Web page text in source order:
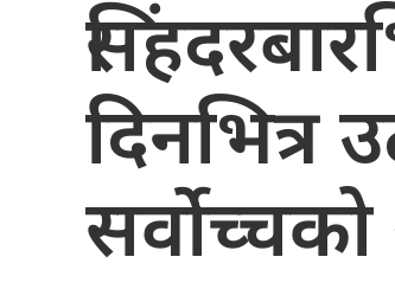
दिनभित्र